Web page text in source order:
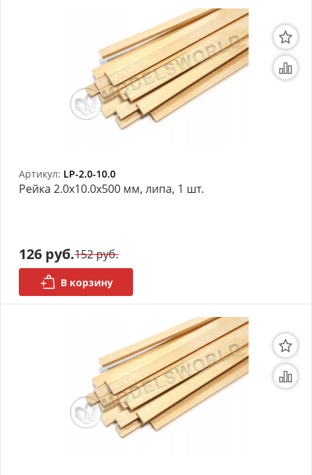
Артикул: LP-2.0-10.0
Рейка 2.0х10.0x500 мм, липа, 1 шт.
126 руб.152 руб.
В корзину